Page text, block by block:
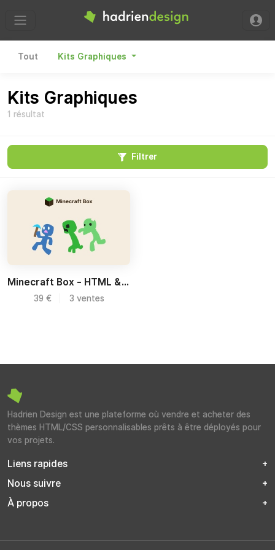
Hadrien Design
Tout Kits Graphiques
Kits Graphiques
1 résultat
Filtrer
Minecraft Box - HTML & UI Kit
39 € 3 ventes
Hadrien Design est une plateforme où vendre et acheter des
thèmes HTML/CSS personnalisables prêts à être déployés pour
vos projets.
Liens rapides
Nous suivre
À propos